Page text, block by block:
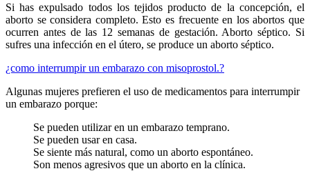
Si has expulsado todos los tejidos producto de la concepción, el
aborto se considera completo. Esto es frecuente en los abortos que
ocurren antes de las 12 semanas de gestación. Aborto séptico. Si
sufres una infección en el útero, se produce un aborto séptico.
¿como interrumpir un embarazo con misoprostol.?
Algunas mujeres prefieren el uso de medicamentos para interrumpir
un embarazo porque:
Se pueden utilizar en un embarazo temprano.
Se pueden usar en casa.
Se siente más natural, como un aborto espontáneo.
Son menos agresivos que un aborto en la clínica.